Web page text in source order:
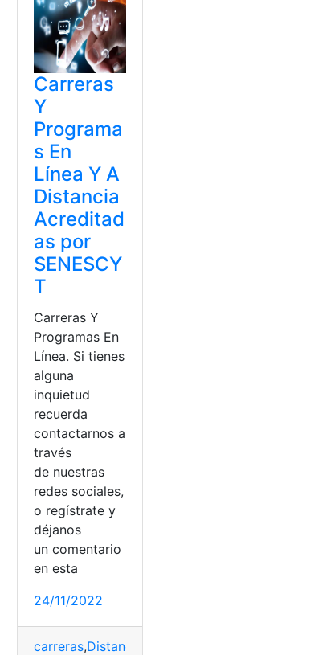
universidades
postulación,Privada
Carreras
Y
Programa
s En
Línea Y A
Distancia
Acreditad
as por
SENESCY
T
Carreras Y
Programas En
Línea. Si tienes
alguna
inquietud
recuerda
contactarnos a
través
de nuestras
redes sociales,
o regístrate y
déjanos
un comentario
en esta
24/11/2022
carreras,Distancia